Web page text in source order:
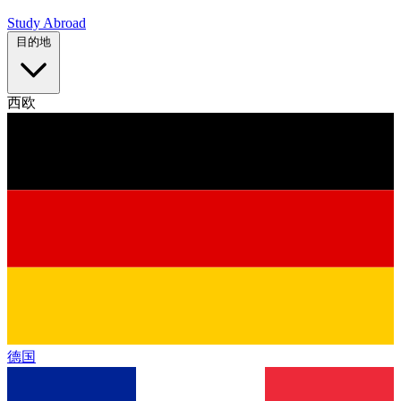
Study Abroad
西欧
德国